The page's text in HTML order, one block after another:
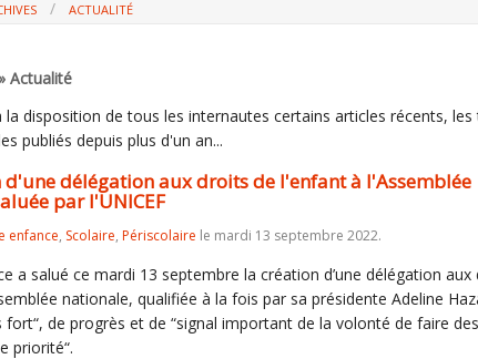
ACTUALITÉ
» Actualité
la disposition de tous les internautes certains articles récents, les
publiés depuis plus d'un an...
d'une délégation aux droits de l'enfant à l'Assemblée
par l'UNICEF
enfance, Scolaire, Périscolaire le mardi 13 septembre 2022.
a salué ce mardi 13 septembre la création d’une délégation aux
nationale, qualifiée à la fois par sa présidente Adeline
fort“, de progrès et de “signal important de la volonté de faire
priorité“.